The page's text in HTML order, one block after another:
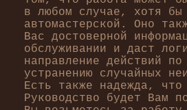
в любом случае, хотя бы
автомастерской. Оно
Вас достоверной
обслуживании и даст
направление действий
устранению случайных
Есть также надежда, что
Руководство будет Вам